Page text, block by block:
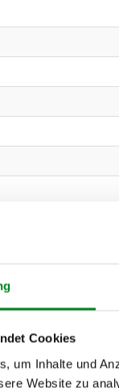
Cookies
um Inhalte und
Website zu